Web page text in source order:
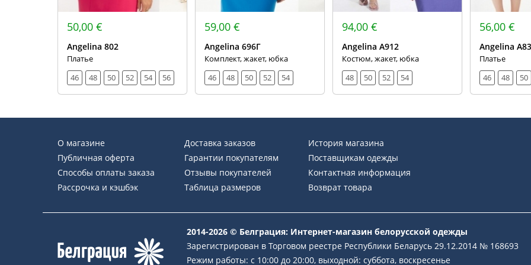
50,00 €
Angelina 802
Платье
46
48 50 52 54 56
59,00 €
Angelina 696Г
Комплект, жакет, юбка
46
48 50 52 54
94,00 €
Angelina А912
Костюм, жакет, юбка
48
50 52 54
56,00 €
Angelina
Платье
46
48 50
О магазине
Публичная оферта
Способы оплаты заказа
Рассрочка и кэшбэк
Доставка заказов
Гарантии покупателям
Отзывы покупателей
Таблица размеров
История магазина
Поставщикам одежды
Контактная информация
Возврат товара
2014-2026 © Белграция: Интернет-магазин белорусской одежды
Зарегистрирован в Торговом реестре Республики Беларусь 29.12.2014 № 168693
Режим работы: с 10:00 до 20:00, выходной: суббота, воскресенье